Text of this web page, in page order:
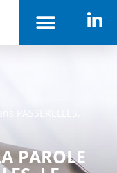
PASSERELLES,
PAROLE